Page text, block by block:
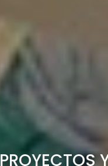
PROYECTOS